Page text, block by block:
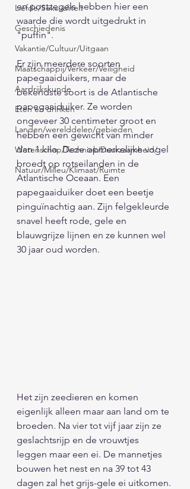
Liefde/Seksualiteit
Geschiedenis
Vakantie/Cultuur/Uitgaan
Maatschappij/Verkeer/Veiligheid
Aardrijkskunde
Eten en drinken
Landen/werelddelen/gebieden
Wetenschap/Techniek/Duurzaamheid/
Natuur/Milieu/Klimaat/Ruimte
en postzegels hebben hier een
waarde die wordt uitgedrukt in
"puffin".
Er zijn meerdere soorten
papegaaiduikers, maar de
bekendste soort is de Atlantische
papegaaiduiker. Ze worden
ongeveer 30 centimeter groot en
hebben een gewicht van minder
dan 1 kilo. Deze opmerkelijke vogel
broedt op rotseilanden in de
Atlantische Oceaan. Een
papegaaiduiker doet een beetje
pinguïnachtig aan. Zijn felgekleurde
snavel heeft rode, gele en
blauwgrijze lijnen en ze kunnen wel
30 jaar oud worden.
Het zijn zeedieren en komen
eigenlijk alleen maar aan land om te
broeden. Na vier tot vijf jaar zijn ze
geslachtsrijp en de vrouwtjes
leggen maar een ei. De mannetjes
bouwen het nest en na 39 tot 43
dagen zal het grijs-gele ei uitkomen.